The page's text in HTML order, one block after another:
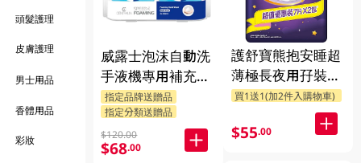
頭髮護理
皮膚護理
男士用品
香體用品
彩妝
威露士泡沫自動洗
手液機專用補充裝
清香 2X350ML
指定品牌送贈品
指定分類送贈品
$120.00
$68.00
護舒寶熊抱安睡超
薄極長夜用孖裝
42.5Cm 2 X 7PC
$55.00